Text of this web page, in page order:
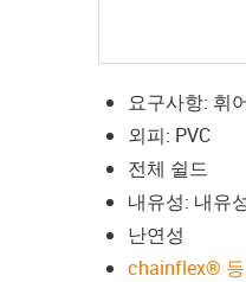
요구사항: 휘
외피: PVC
전체 쉴드
내유성: 내유
난연성
chainflex®